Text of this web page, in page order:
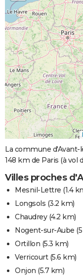
La commune d'Avant-
148 km de Paris (à vol
Villes proches
Mesnil-Lettre (1.4
Longsols (3.2 km)
Chaudrey(4.2 km)
Nogent-sur-Aube
Ortillon (5.3 km)
Verricourt(5.6 km)
Onjon (5.7 km)